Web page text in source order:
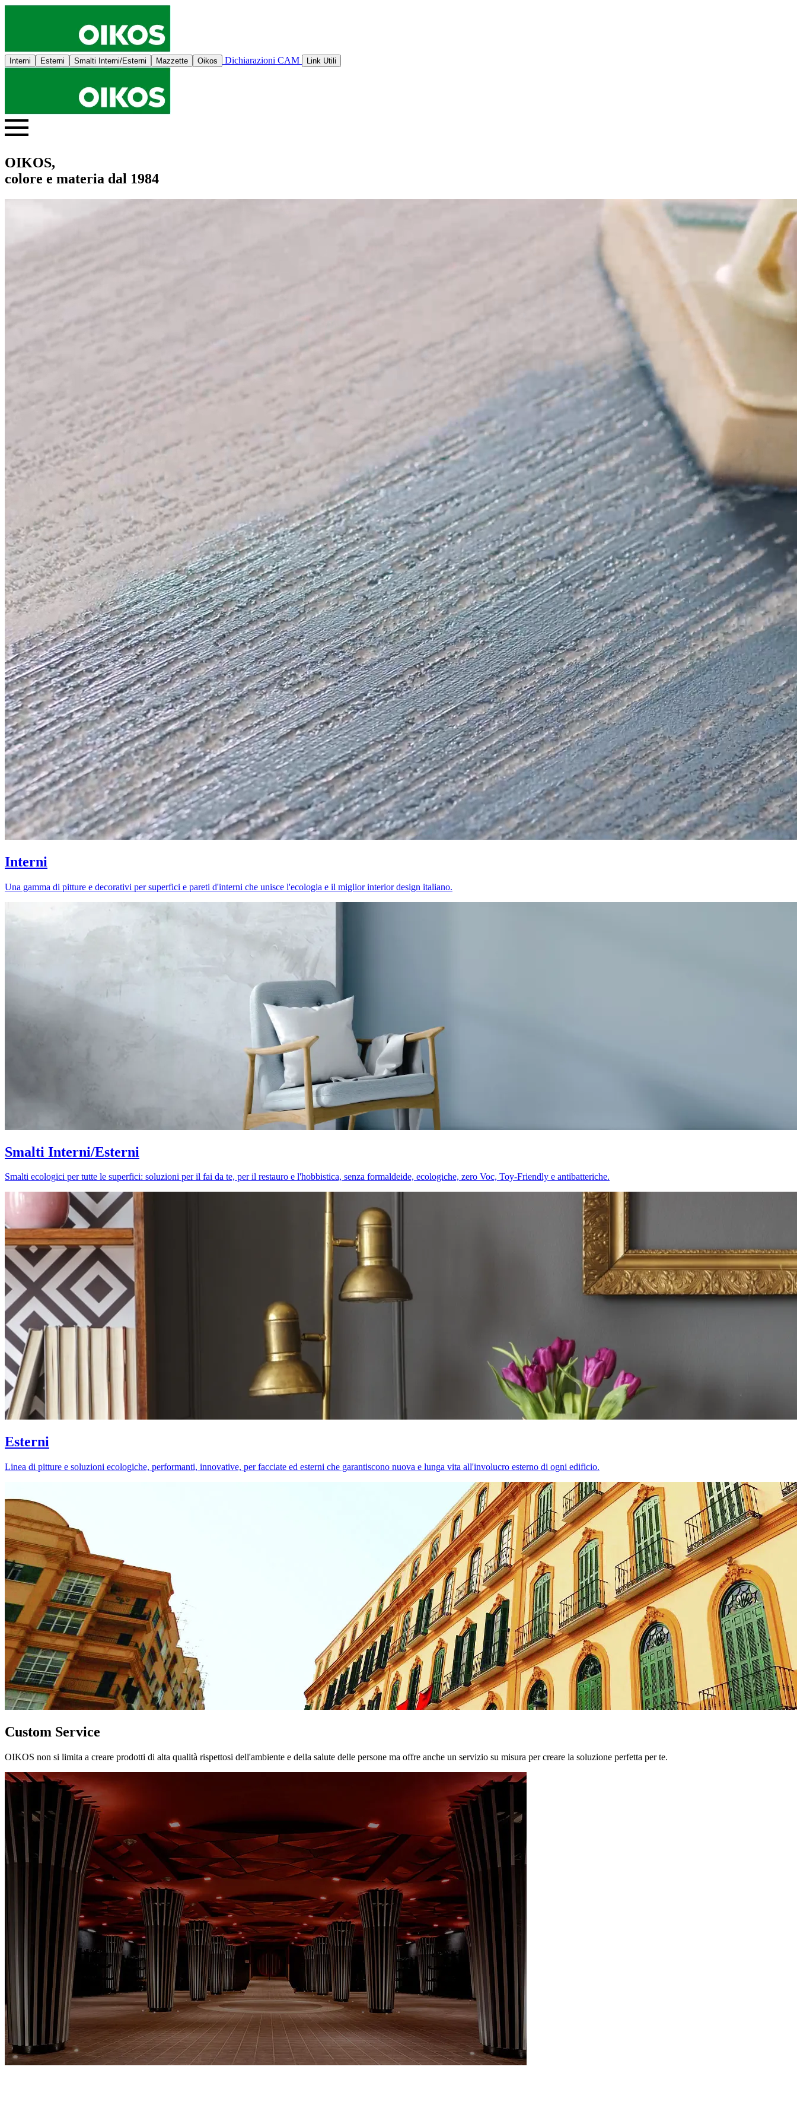
Interni Esterni Smalti Interni/Esterni Mazzette Oikos Dichiarazioni CAM Link Utili
OIKOS,
colore e materia dal 1984
Interni
Una gamma di pitture e decorativi per superfici e pareti d'interni che unisce l'ecologia e il miglior interior design italiano.
Smalti Interni/Esterni
Smalti ecologici per tutte le superfici: soluzioni per il fai da te, per il restauro e l'hobbistica, senza formaldeide, ecologiche, zero Voc, Toy-Friendly e antibatteriche.
Esterni
Linea di pitture e soluzioni ecologiche, performanti, innovative, per facciate ed esterni che garantiscono nuova e lunga vita all'involucro esterno di ogni edificio.
Custom Service
OIKOS non si limita a creare prodotti di alta qualità rispettosi dell'ambiente e della salute delle persone ma offre anche un servizio su misura per creare la soluzione perfetta per te.